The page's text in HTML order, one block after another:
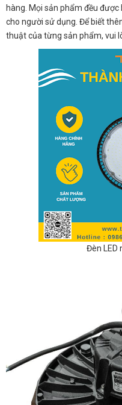
hàng. Mọi sản phẩm đều
cho người sử dụng. Để biết
thuật của từng sản phẩm, vui
Đèn LED